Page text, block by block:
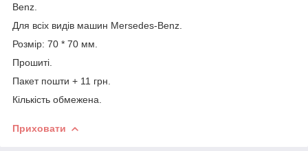
Benz.
Для всіх видів машин Mersedes-Benz.
Розмір: 70 * 70 мм.
Прошиті.
Пакет пошти + 11 грн.
Кількість обмежена.
Приховати